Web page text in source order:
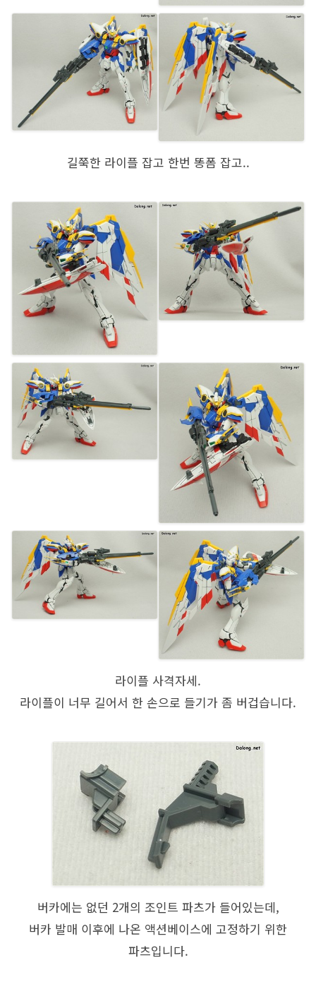
길쭉한 라이플 잡고 한번 똥폼 잡고..
라이플 사격자세.
라이플이 너무 길어서 한 손으로 들기가 좀 버겁습니다.
버카에는 없던 2개의 조인트 파츠가 들어있는데,
버카 발매 이후에 나온 액션베이스에 고정하기 위한
파츠입니다.